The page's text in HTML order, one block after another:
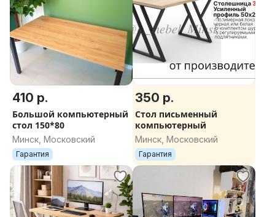
410 р.
Большой компьютерный
стол 150*80
Минск, Московский
Гарантия
350 р.
Стол письменный
компьютерный
Минск, Московский
Гарантия